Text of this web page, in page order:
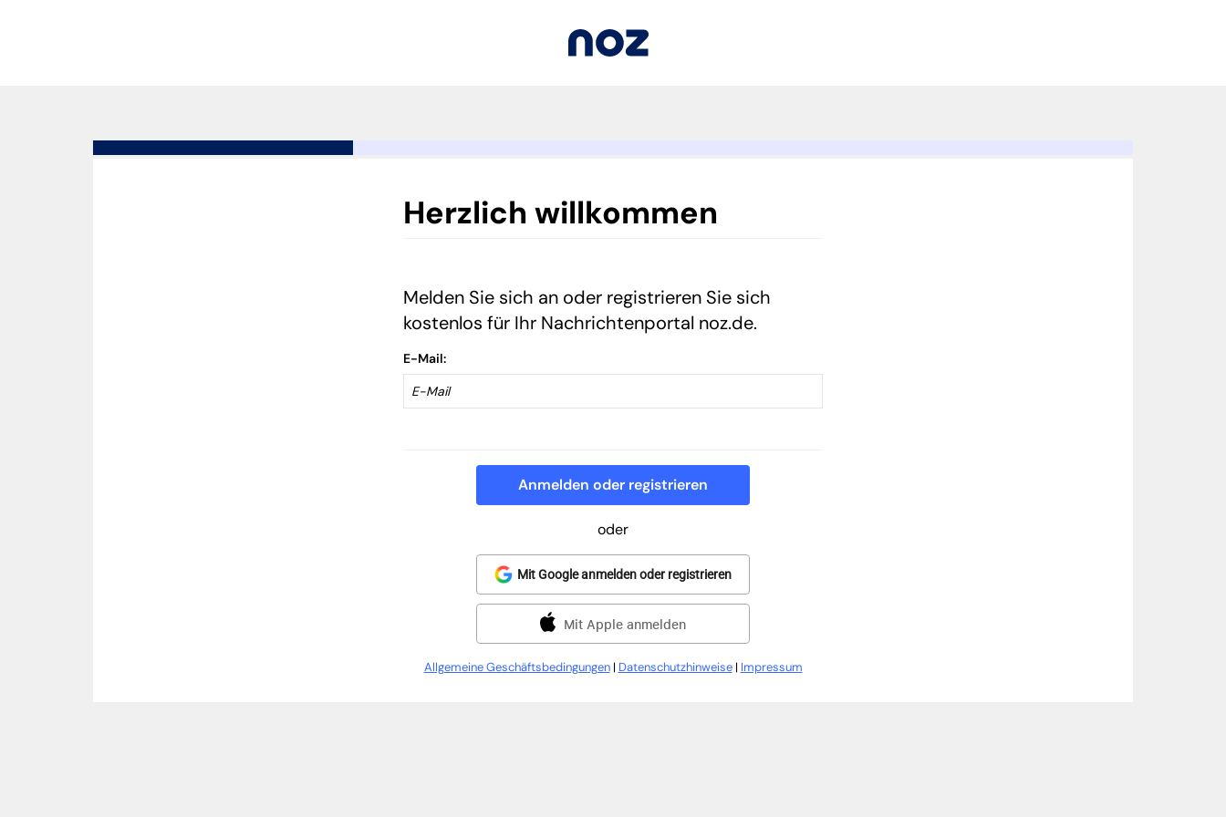
Herzlich willkommen
Melden Sie sich an oder registrieren Sie sich
kostenlos für Ihr Nachrichtenportal noz.de.
E-Mail
Anmelden oder registrieren
oder
Mit Google anmelden oder registrieren
Mit Apple anmelden
Allgemeine Geschäftsbedingungen| Datenschutzhinweise| Impressum